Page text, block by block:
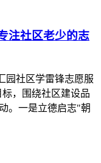
注社区老少的志
区学雷锋志愿服
，围绕社区建设品
。一是立德启志"朝